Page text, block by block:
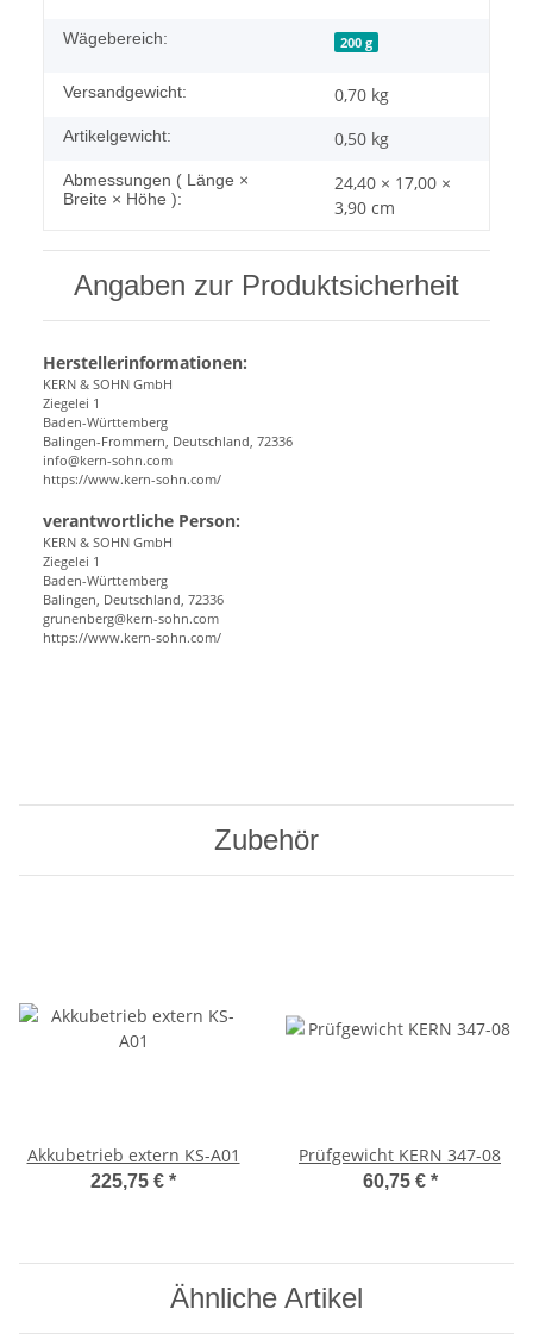
Wägebereich: 200 g
Versandgewicht: 0,70 kg
Artikelgewicht: 0,50 kg
Abmessungen ( Länge ×
Breite × Höhe ):
24,40 × 17,00 ×
3,90 cm
Angaben zur Produktsicherheit
Herstellerinformationen:
KERN & SOHN GmbH
Ziegelei 1
Baden-Württemberg
Balingen-Frommern, Deutschland, 72336
info@kern-sohn.com
https://www.kern-sohn.com/
verantwortliche Person:
KERN & SOHN GmbH
Ziegelei 1
Baden-Württemberg
Balingen, Deutschland, 72336
grunenberg@kern-sohn.com
https://www.kern-sohn.com/
Zubehör
Akkubetrieb extern KS-A01
225,75 € *
Prüfgewicht KERN 347-08
60,75 € *
Ähnliche Artikel